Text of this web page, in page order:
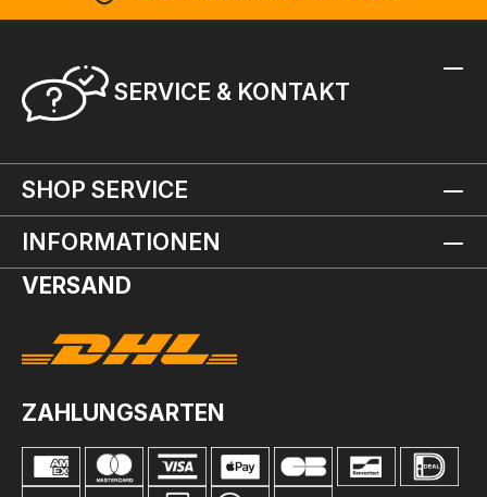
SERVICE & KONTAKT
SHOP SERVICE
INFORMATIONEN
VERSAND
ZAHLUNGSARTEN